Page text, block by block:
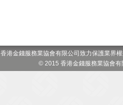
香港金錢服務業協會有限公司致力保護業界
© 2015 香港金錢服務業協會